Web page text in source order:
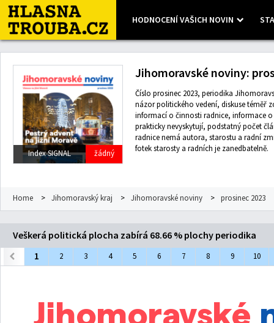
HODNOCENÍ VAŠICH NOVIN
Leaflet| Map data ©OpenStreetMap contributors, Imagery © Mapbox
Index SIGNAL žádný
Jihomoravské noviny:
Číslo prosinec 2023, periodika
názor politického vedení, diskuse téměř
informací o činnosti radnice, informace
prakticky nevyskytují, podstatný počet
radnice nemá autora, starostu a radní
fotek starosty a radních je zanedbatelně.
Home > Jihomoravský kraj > Jihomoravské noviny > prosinec 2023
Veškerá politická plocha zabírá 68.66 % plochy periodika
1
2 3 4 5 6 7 8 9 10